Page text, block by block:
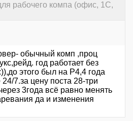
рабочего компа (офис, 1С,
обычный комп ,проц
год работает без
этого был на Р4,4 года
7.за цену поста 28-три
3года всё равно менять
да и изменения